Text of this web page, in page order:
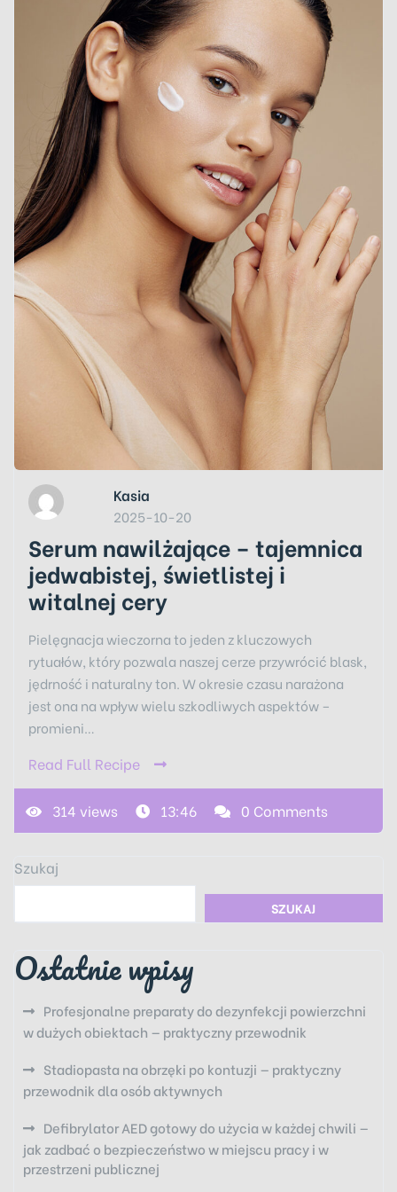
Kasia
2025-10-20
Serum nawilżające – tajemnica
jedwabistej, świetlistej i
witalnej cery
Pielęgnacja wieczorna to jeden z kluczowych
rytuałów, który pozwala naszej cerze przywrócić blask,
jędrność i naturalny ton. W okresie czasu narażona
jest ona na wpływ wielu szkodliwych aspektów –
promieni…
Read Full Recipe
314 views 13:46 0 Comments
Szukaj
SZUKAJ
Ostatnie wpisy
Profesjonalne preparaty do dezynfekcji powierzchni
w dużych obiektach — praktyczny przewodnik
Stadiopasta na obrzęki po kontuzji — praktyczny
przewodnik dla osób aktywnych
Defibrylator AED gotowy do użycia w każdej chwili —
jak zadbać o bezpieczeństwo w miejscu pracy i w
przestrzeni publicznej